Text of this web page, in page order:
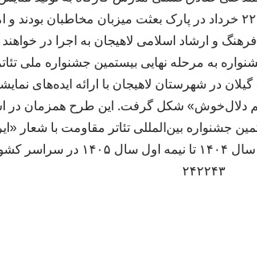
اداره فرهنگ و ارشاد اسلامی لاهیجان به اجرا در
به مرحله نهایی بیستمین جشنواره ملی
در شهرستان لاهیجان با ارائه ایده‌های
دلال‌خوش» شکل گرفت. این طرح همزمان در
جشنواره بین‌المللی تئاتر مقاومت با شعار
مقاومت» به دبیری محمد کاظم‌تبار از نیمه دوم
۲۴۲۲۴۳